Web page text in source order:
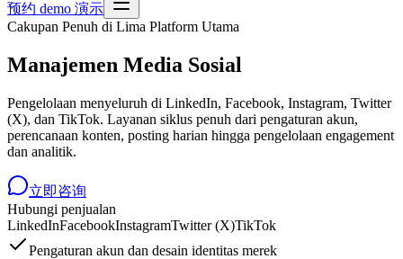
预约 demo 演示
Cakupan Penuh di Lima Platform Utama
Manajemen Media Sosial
Pengelolaan menyeluruh di LinkedIn, Facebook, Instagram, Twitter
(X), dan TikTok. Layanan siklus penuh dari pengaturan akun,
perencanaan konten, posting harian hingga pengelolaan engagement
dan analitik.
立即咨询
Hubungi penjualan
LinkedInFacebookInstagramTwitter (X)TikTok
Pengaturan akun dan desain identitas merek